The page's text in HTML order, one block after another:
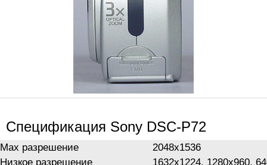
Спецификация Sony DSC-P72
Max разрешение
2048x1536
Низкое разрешение
1632x1224, 1280x960,